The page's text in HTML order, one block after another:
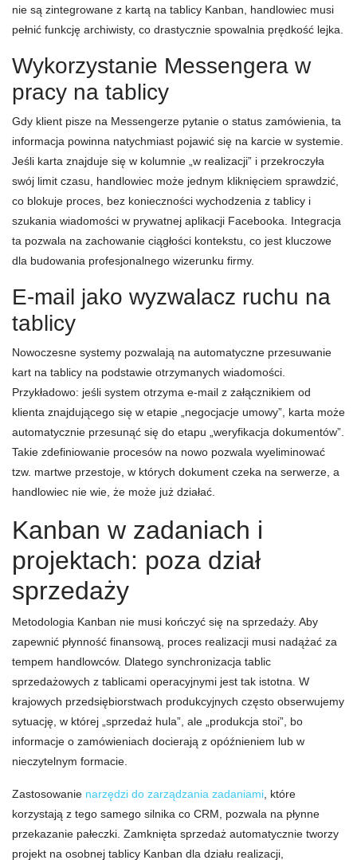
nie są zintegrowane z kartą na tablicy Kanban, handlowiec musi
pełnić funkcję archiwisty, co drastycznie spowalnia prędkość lejka.
Wykorzystanie Messengera w
pracy na tablicy
Gdy klient pisze na Messengerze pytanie o status zamówienia, ta
informacja powinna natychmiast pojawić się na karcie w systemie.
Jeśli karta znajduje się w kolumnie „w realizacji” i przekroczyła
swój limit czasu, handlowiec może jednym kliknięciem sprawdzić,
co blokuje proces, bez konieczności wychodzenia z tablicy i
szukania wiadomości w prywatnej aplikacji Facebooka. Integracja
ta pozwala na zachowanie ciągłości kontekstu, co jest kluczowe
dla budowania profesjonalnego wizerunku firmy.
E-mail jako wyzwalacz ruchu na
tablicy
Nowoczesne systemy pozwalają na automatyczne przesuwanie
kart na tablicy na podstawie otrzymanych wiadomości.
Przykładowo: jeśli system otrzyma e-mail z załącznikiem od
klienta znajdującego się w etapie „negocjacje umowy”, karta może
automatycznie przesunąć się do etapu „weryfikacja dokumentów”.
Takie zdefiniowanie procesów na nowo pozwala wyeliminować
tzw. martwe przestoje, w których dokument czeka na serwerze, a
handlowiec nie wie, że może już działać.
Kanban w zadaniach i
projektach: poza dział
sprzedaży
Metodologia Kanban nie musi kończyć się na sprzedaży. Aby
zapewnić płynność finansową, proces realizacji musi nadążać za
tempem handlowców. Dlatego synchronizacja tablic
sprzedażowych z tablicami operacyjnymi jest tak istotna. W
krajowych przedsiębiorstwach produkcyjnych często obserwujemy
sytuację, w której „sprzedaż hula”, ale „produkcja stoi”, bo
informacje o zamówieniach docierają z opóźnieniem lub w
nieczytelnym formacie.
Zastosowanie narzędzi do zarządzania zadaniami, które
korzystają z tego samego silnika co CRM, pozwala na płynne
przekazanie pałeczki. Zamknięta sprzedaż automatycznie tworzy
projekt na osobnej tablicy Kanban dla działu realizacji,